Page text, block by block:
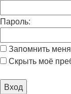
Пароль:
Запомнить меня
Скрыть моё